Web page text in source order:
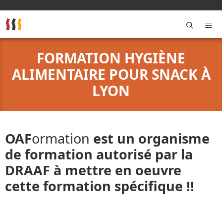
au
contenu
FORMATION HYGIÈNE
ALIMENTAIRE POUR SNACK À
LYON
OAFormation est un organisme
de formation autorisé par la
DRAAF à mettre en oeuvre
cette formation spécifique !!